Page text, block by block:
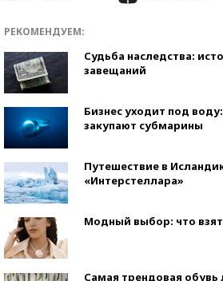
РЕКОМЕНДУЕМ:
Судьба наследства:
завещаний
Бизнес уходит под
закупают субмарины
Путешествие в
«Интерстеллара»
Модный выбор: что
Самая трендовая обувь